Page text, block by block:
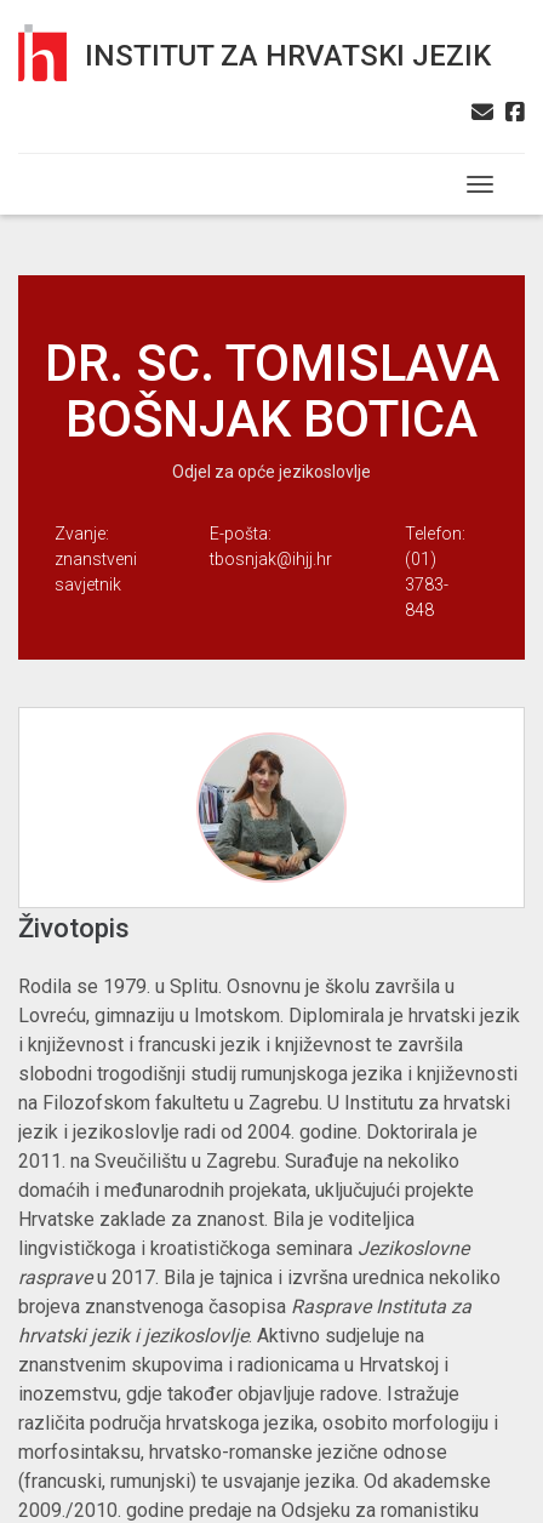
INSTITUT ZA HRVATSKI JEZIK
Toggle
DR. SC. TOMISLAVA
BOŠNJAK BOTICA
Odjel za opće jezikoslovlje
Zvanje:
znanstveni
savjetnik
E-pošta:
tbosnjak@ihjj.hr
Telefon:
(01)
3783-
848
Životopis
Rodila se 1979. u Splitu. Osnovnu je školu završila u
Lovreću, gimnaziju u Imotskom. Diplomirala je hrvatski jezik
i književnost i francuski jezik i književnost te završila
slobodni trogodišnji studij rumunjskoga jezika i književnosti
na Filozofskom fakultetu u Zagrebu. U Institutu za hrvatski
jezik i jezikoslovlje radi od 2004. godine. Doktorirala je
2011. na Sveučilištu u Zagrebu. Surađuje na nekoliko
domaćih i međunarodnih projekata, uključujući projekte
Hrvatske zaklade za znanost. Bila je voditeljica
lingvističkoga i kroatističkoga seminara Jezikoslovne
raspraveu 2017. Bila je tajnica i izvršna urednica nekoliko
brojeva znanstvenoga časopisa Rasprave Instituta za
hrvatski jezik i jezikoslovlje. Aktivno sudjeluje na
znanstvenim skupovima i radionicama u Hrvatskoj i
inozemstvu, gdje također objavljuje radove. Istražuje
različita područja hrvatskoga jezika, osobito morfologiju i
morfosintaksu, hrvatsko-romanske jezične odnose
(francuski, rumunjski) te usvajanje jezika. Od akademske
2009./2010. godine predaje na Odsjeku za romanistiku